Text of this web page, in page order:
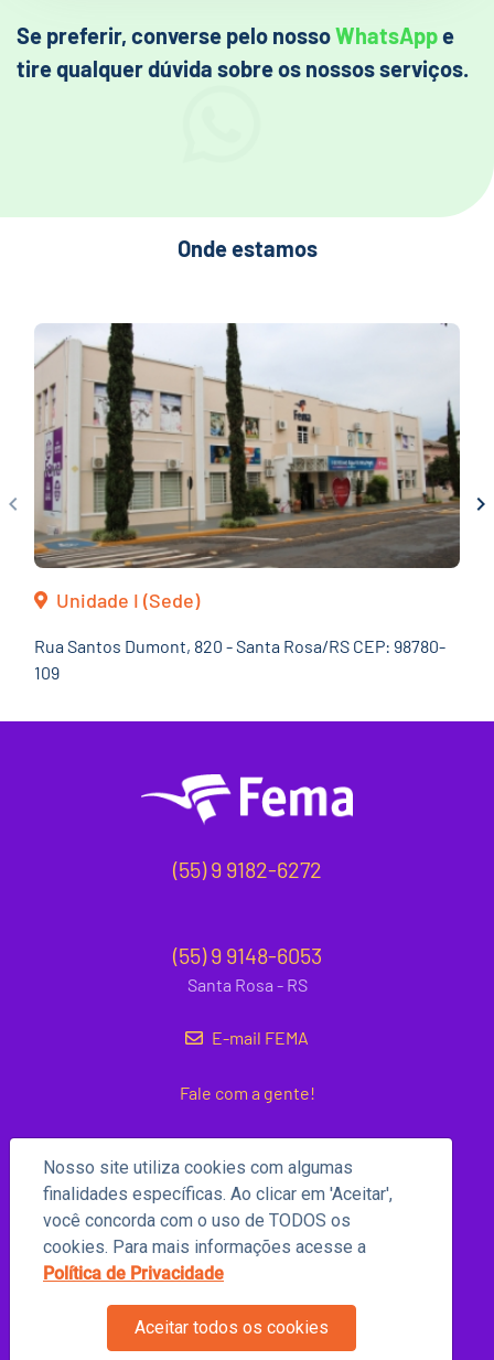
Nosso site utiliza cookies com algumas
finalidades específicas. Ao clicar em 'Aceitar',
você concorda com o uso de TODOS os
cookies. Para mais informações acesse a
Política de Privacidade
Aceitar todos os cookies
Se preferir, converse pelo nossoWhatsAppe
tire qualquer dúvida sobre os nossos serviços.
Onde estamos
keyboard_arrow_left
Unidade I (Sede)
Rua Santos Dumont, 820 - Santa Rosa/RS CEP: 98780-
109
keyboard_arrow_right
(55) 9 9182-6272
(55) 9 9148-6053
Santa Rosa - RS
E-mail FEMA
Fale com a gente!
Copyright 2026